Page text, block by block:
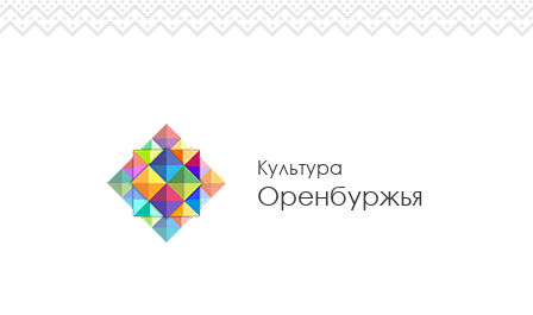
Культура
Оренбуржья